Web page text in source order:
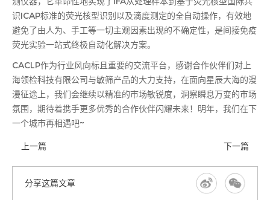
识ICAP标准的荧光核型识别以及滴度测定的全自动操作，有效地
避免了由人为、手工等一切主观因素出现的不确定性，是间接免疫
荧光实验一站式终极自动化解决方案。
CACLP作为行业风向标且重要的交流平台，感谢合作伙伴们对上
海领检科技有限公司与敏筛产品的大力支持，在面向星辰大海的漫
漫征途上，我们会继续以精准的市场敏锐度，洞察瞬息万变的市场
氛围，期待着携手更多优秀的合作伙伴闪耀未来！明年，我们在下
一个城市再相遇吧~
上一篇 下一篇
分享这篇文章